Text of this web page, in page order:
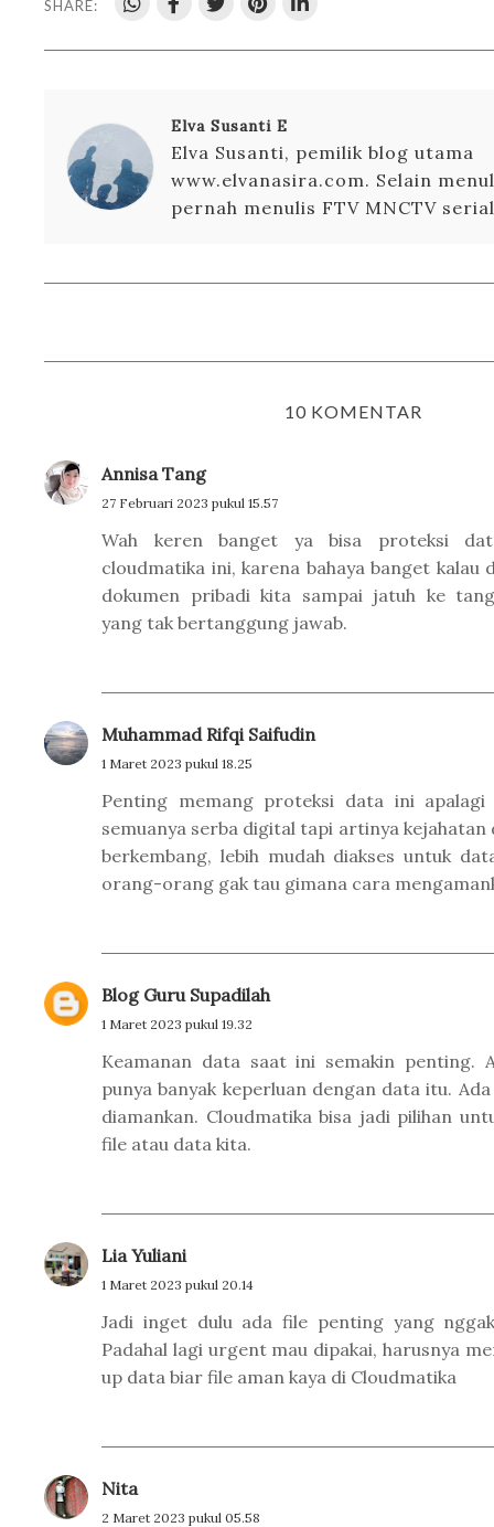
SHARE:
Elva Susanti E
Elva Susanti, pemilik blog utama
www.elvanasira.com. Selain
pernah menulis FTV MNCTV
10 KOMENTAR
Annisa Tang
27 Februari 2023 pukul 15.57
Wah keren banget ya bisa proteksi
cloudmatika ini, karena bahaya banget kalau
dokumen pribadi kita sampai jatuh ke
yang tak bertanggung jawab.
Muhammad Rifqi Saifudin
1 Maret 2023 pukul 18.25
Penting memang proteksi data ini
semuanya serba digital tapi artinya kejahatan
berkembang, lebih mudah diakses untuk
orang-orang gak tau gimana cara
Blog Guru Supadilah
1 Maret 2023 pukul 19.32
Keamanan data saat ini semakin penting.
punya banyak keperluan dengan data itu.
diamankan. Cloudmatika bisa jadi pilihan
file atau data kita.
Lia Yuliani
1 Maret 2023 pukul 20.14
Jadi inget dulu ada file penting yang
Padahal lagi urgent mau dipakai, harusnya
up data biar file aman kaya di Cloudmatika
Nita
2 Maret 2023 pukul 05.58